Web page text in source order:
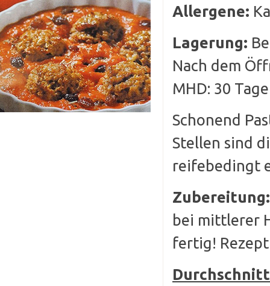
Allergene:
Lagerung:
Nach dem
MHD: 30
Schonend
Stellen sind
reifebedingt
Zubereitung:
bei mittlerer
fertig!